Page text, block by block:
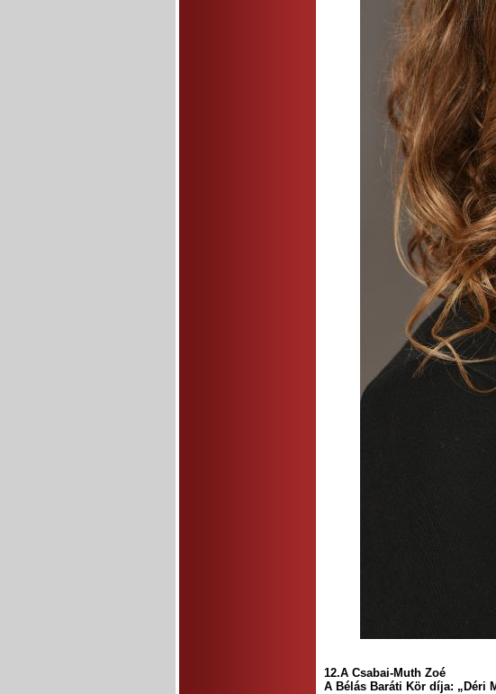
12.A Csabai-Muth Zoé
A Bélás Baráti Kör díja: „Déri